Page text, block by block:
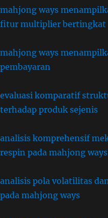
mahjong ways
fitur multiplier bertingkat
mahjong ways
pembayaran
evaluasi komparatif
terhadap produk sejenis
analisis komprehensif
respin pada mahjong ways
analisis pola volatilitas
pada mahjong ways